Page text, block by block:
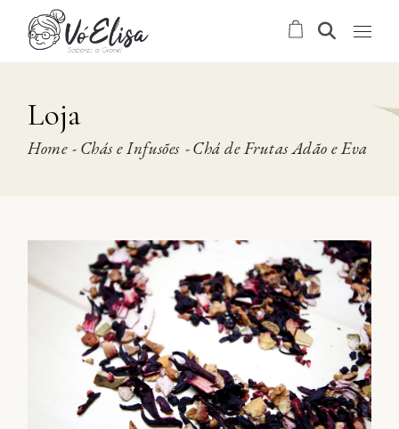
content
Loja
Home Chás e Infusões Chá de Frutas Adão e Eva